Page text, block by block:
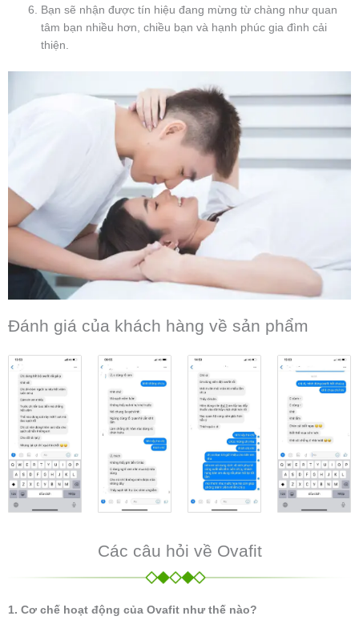
Bạn sẽ nhận được tín hiệu đang mừng từ chàng như quan
tâm bạn nhiều hơn, chiều bạn và hạnh phúc gia đình cải
thiện.
Đánh giá của khách hàng về sản phẩm
Các câu hỏi về Ovafit
1. Cơ chế hoạt động của Ovafit như thế nào?